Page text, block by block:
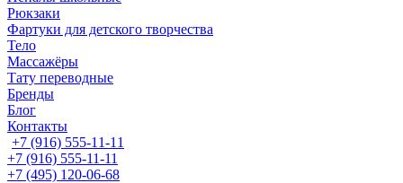
Рюкзаки
Фартуки для детского творчества
Тело
Массажёры
Тату переводные
Бренды
Блог
Контакты
+7 (916) 555-11-11
+7 (916) 555-11-11
+7 (495) 120-06-68